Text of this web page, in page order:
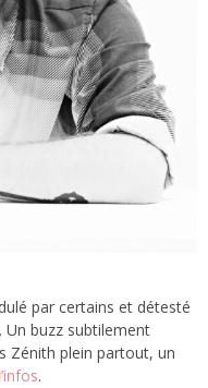
par certains et détesté
Un buzz subtilement
Zénith plein partout, un
.